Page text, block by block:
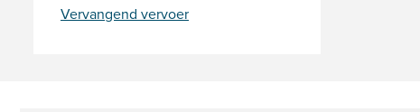
Vervangend vervoer